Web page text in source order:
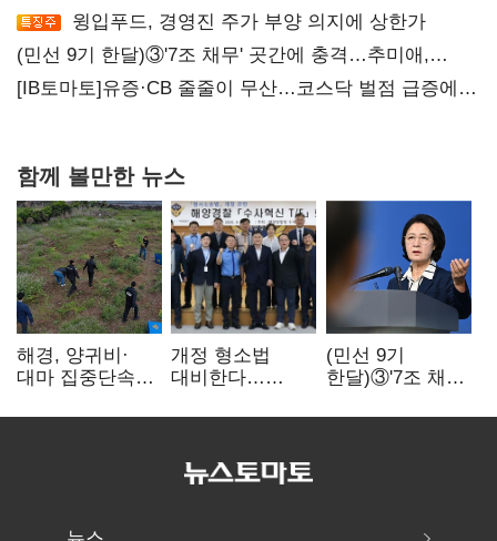
윙입푸드, 경영진 주가 부양 의지에 상한가
(민선 9기 한달)③'7조 채무' 곳간에 충격…추미애,
20년만에 '비상재정' 선언 승부수
[IB토마토]유증·CB 줄줄이 무산…코스닥 벌점 급증에
함께 볼만한 뉴스
해경, 양귀비·
대마 집중단속…
249명 검거
개정 형소법
대비한다…
'수사혁신TF'
(민선 9기
한달)③'7조 채무'
추미애, 20년만에